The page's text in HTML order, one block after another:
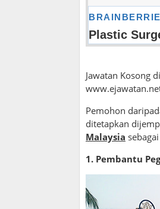
Jawatan Kosong
Pemohon
ditetapkan
Malaysia
1. Pembantu